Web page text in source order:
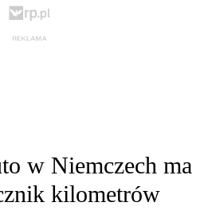
w Niemczech ma
kilometrów